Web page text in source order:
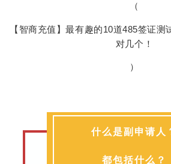
（
【智商充值】最有趣的10道485签证
对几个！
）
什么是副申请人
都包括什么？